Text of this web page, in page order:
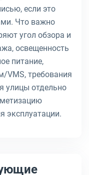
если это
Что важно
угол обзора и
освещенность
питание,
VMS, требования
улицы отдельно
эксплуатации.